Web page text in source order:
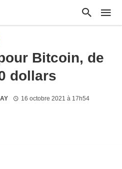
Bitcoin, de
dollars
16 octobre 2021 à 17h54